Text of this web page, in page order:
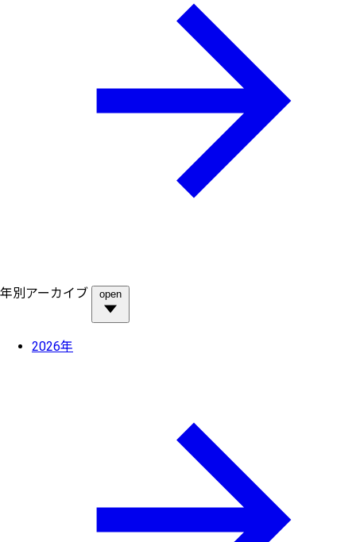
年別アーカイブ open
2026年